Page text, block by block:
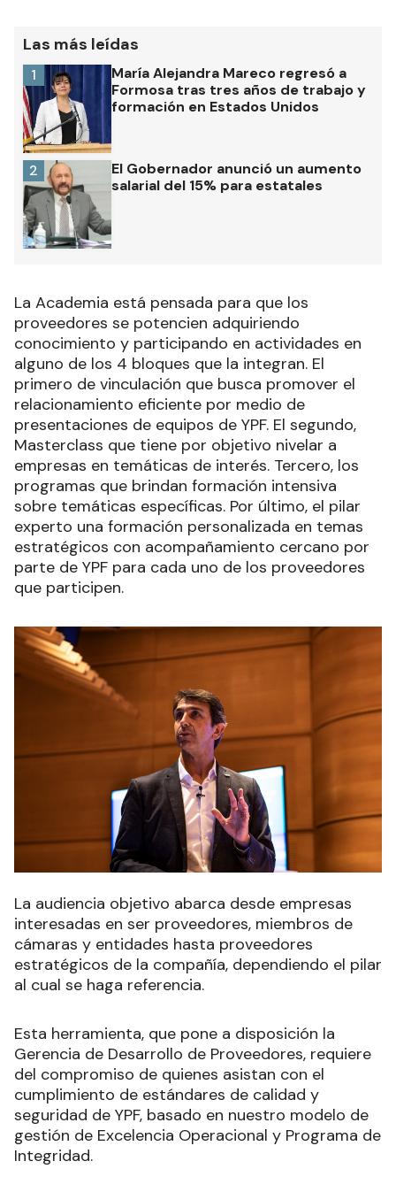
Las más leídas
María Alejandra Mareco regresó a
Formosa tras tres años de trabajo y
formación en Estados Unidos
1
El Gobernador anunció un aumento
salarial del 15% para estatales
2
La Academia está pensada para que los
proveedores se potencien adquiriendo
conocimiento y participando en actividades en
alguno de los 4 bloques que la integran. El
primero de vinculación que busca promover el
relacionamiento eficiente por medio de
presentaciones de equipos de YPF. El segundo,
Masterclass que tiene por objetivo nivelar a
empresas en temáticas de interés. Tercero, los
programas que brindan formación intensiva
sobre temáticas específicas. Por último, el pilar
experto una formación personalizada en temas
estratégicos con acompañamiento cercano por
parte de YPF para cada uno de los proveedores
que participen.
La audiencia objetivo abarca desde empresas
interesadas en ser proveedores, miembros de
cámaras y entidades hasta proveedores
estratégicos de la compañía, dependiendo el pilar
al cual se haga referencia.
Esta herramienta, que pone a disposición la
Gerencia de Desarrollo de Proveedores, requiere
del compromiso de quienes asistan con el
cumplimiento de estándares de calidad y
seguridad de YPF, basado en nuestro modelo de
gestión de Excelencia Operacional y Programa de
Integridad.